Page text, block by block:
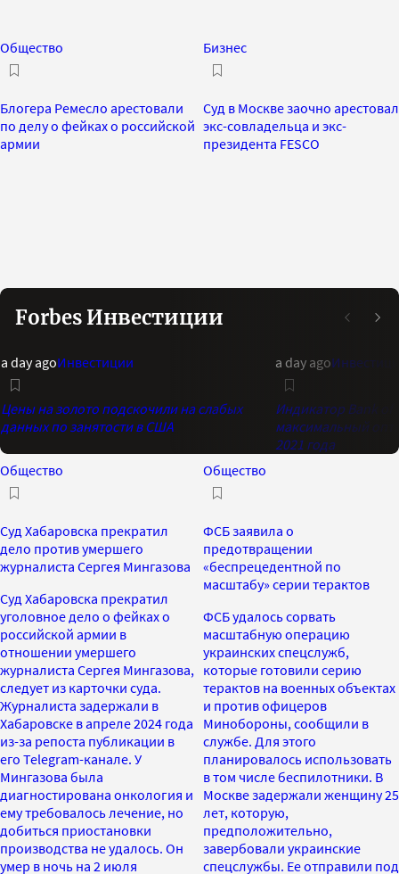
Общество
Блогера Ремесло арестовали
по делу о фейках о российской
армии
Бизнес
Суд в Москве заочно арестовал
экс-совладельца и экс-
президента FESCO
Forbes Инвестиции
a day agoИнвестиции
Цены на золото подскочили на слабых
данных по занятости в США
a day ago
Индикатор Bank of
максимальный
2021 года
Общество
Суд Хабаровска прекратил
дело против умершего
журналиста Сергея Мингазова
Суд Хабаровска прекратил
уголовное дело о фейках о
российской армии в
отношении умершего
журналиста Сергея Мингазова,
следует из карточки суда.
Журналиста задержали в
Хабаровске в апреле 2024 года
из-за репоста публикации в
его Telegram-канале. У
Мингазова была
диагностирована онкология и
ему требовалось лечение, но
добиться приостановки
производства не удалось. Он
умер в ночь на 2 июля
Общество
ФСБ заявила о
предотвращении
«беспрецедентной по
масштабу» серии терактов
ФСБ удалось сорвать
масштабную операцию
украинских спецслужб,
которые готовили серию
терактов на военных объектах
и против офицеров
Минобороны, сообщили в
службе. Для этого
планировалось использовать
в том числе беспилотники. В
Москве задержали женщину 25
лет, которую,
предположительно,
завербовали украинские
спецслужбы. Ее отправили под